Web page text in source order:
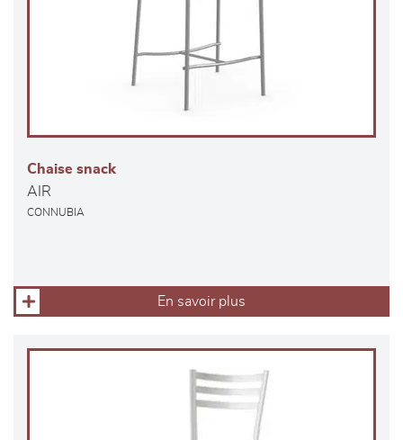
Chaise snack
AIR
CONNUBIA
En savoir plus